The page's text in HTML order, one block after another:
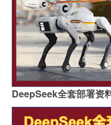
DeepSeek全套部署资